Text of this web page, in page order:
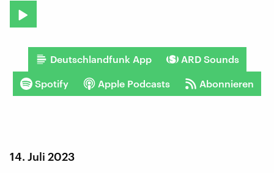
Deutschlandfunk App ARD Sounds
Spotify Apple Podcasts Abonnieren
14. Juli 2023